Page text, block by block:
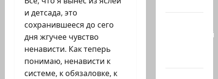
и детсада, это
сохранившееся до сего
дня жгучее чувство
ненависти. Как теперь
понимаю, ненависти к
системе, к обязаловке, к
Котлярский